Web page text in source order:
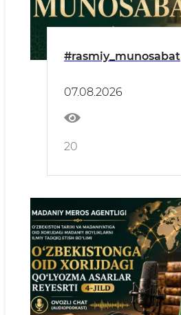
#rasmiy_munosabat
07.08.2026
20